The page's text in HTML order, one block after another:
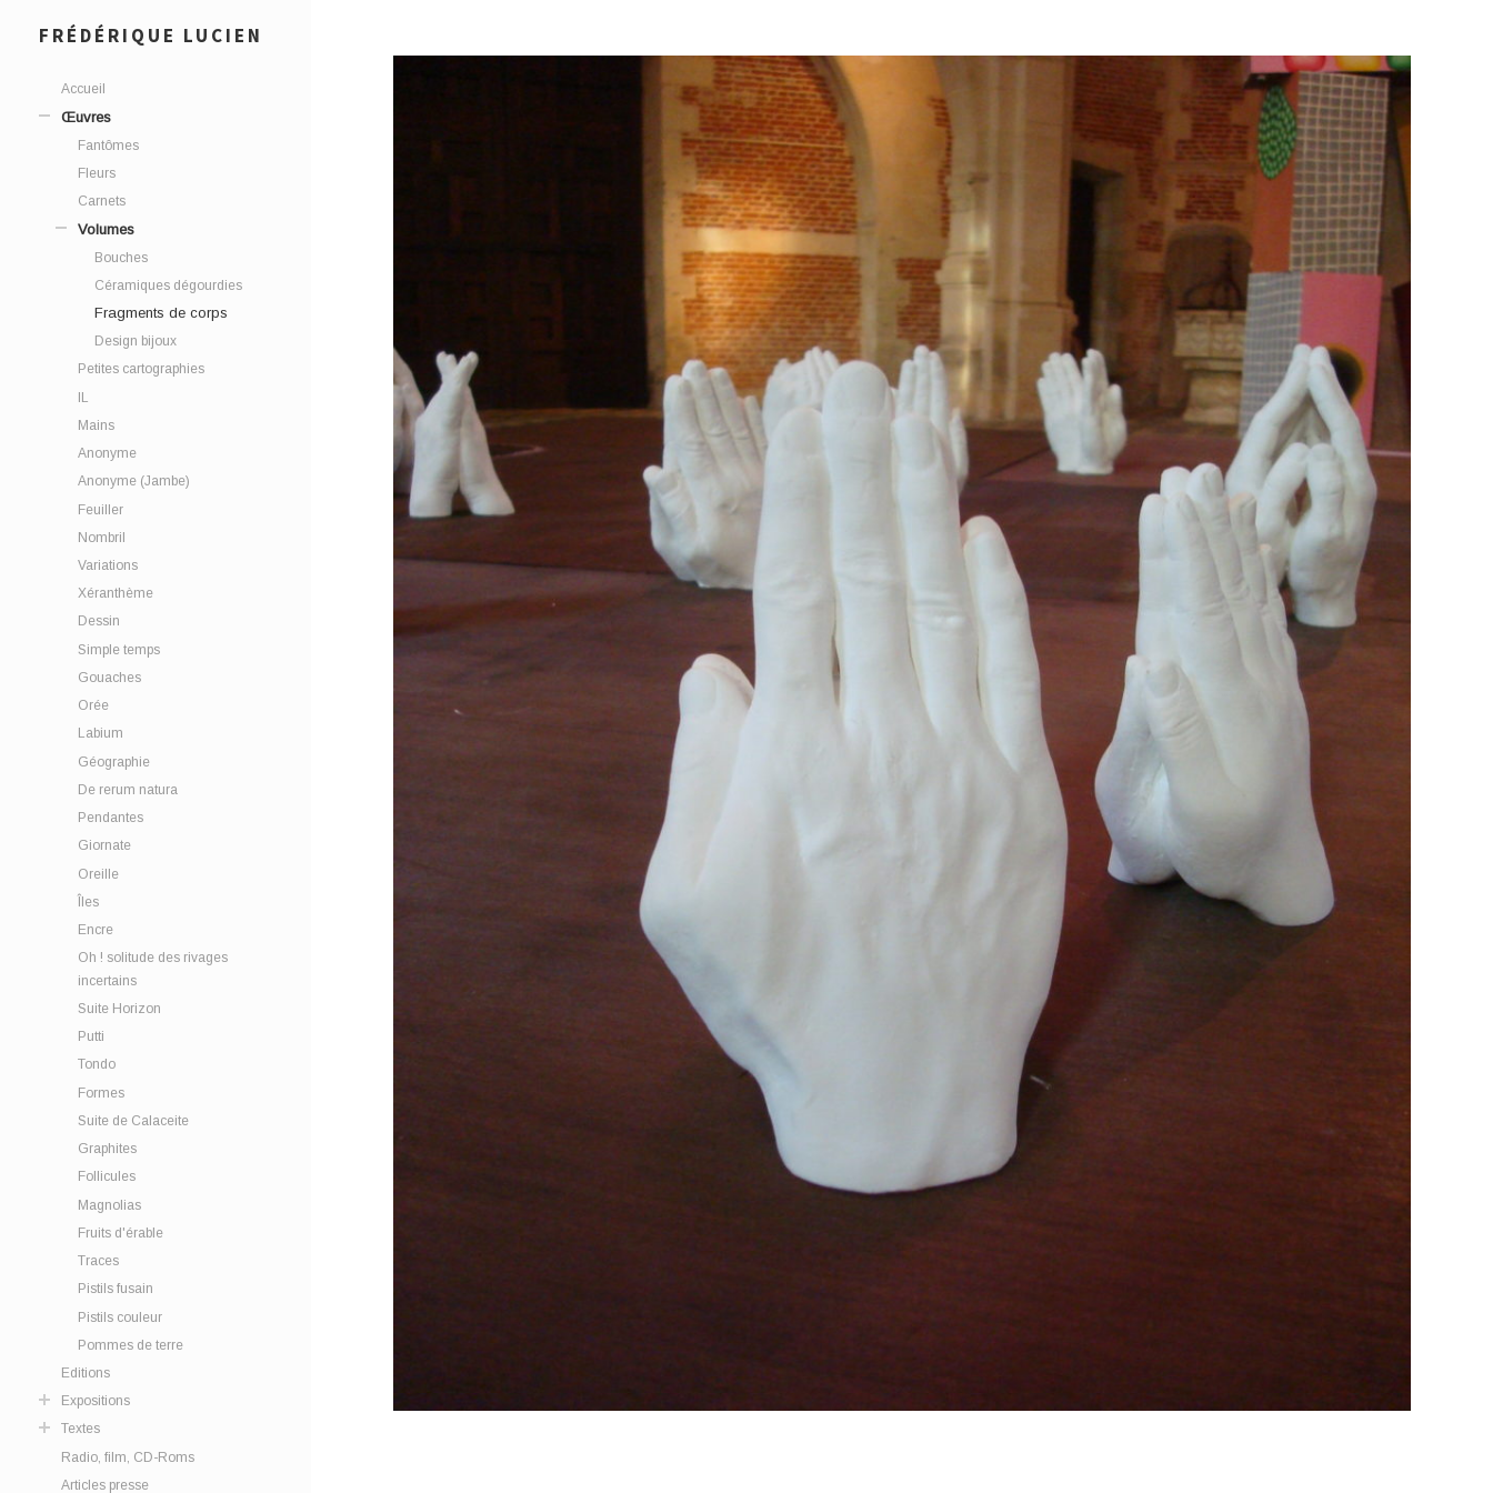
FRÉDÉRIQUE LUCIEN
Accueil
Œuvres
Fantômes
Fleurs
Carnets
Volumes
Bouches
Céramiques dégourdies
Fragments de corps
Design bijoux
Petites cartographies
IL
Mains
Anonyme
Anonyme (Jambe)
Feuiller
Nombril
Variations
Xéranthème
Dessin
Simple temps
Gouaches
Orée
Labium
Géographie
De rerum natura
Pendantes
Giornate
Oreille
Îles
Encre
Oh ! solitude des rivages
incertains
Suite Horizon
Putti
Tondo
Formes
Suite de Calaceite
Graphites
Follicules
Magnolias
Fruits d'érable
Traces
Pistils fusain
Pistils couleur
Pommes de terre
Editions
Expositions
Textes
Radio, film, CD-Roms
Articles presse